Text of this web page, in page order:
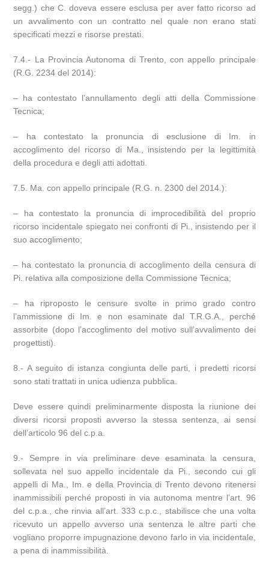
segg.) che C. doveva essere esclusa per aver fatto ricorso ad
un avvalimento con un contratto nel quale non erano stati
specificati mezzi e risorse prestati.
7.4.- La Provincia Autonoma di Trento, con appello principale
(R.G. 2234 del 2014):
– ha contestato l’annullamento degli atti della Commissione
Tecnica;
– ha contestato la pronuncia di esclusione di Im. in
accoglimento del ricorso di Ma., insistendo per la legittimità
della procedura e degli atti adottati.
7.5. Ma. con appello principale (R.G. n. 2300 del 2014.):
– ha contestato la pronuncia di improcedibilità del proprio
ricorso incidentale spiegato nei confronti di Pi., insistendo per il
suo accoglimento;
– ha contestato la pronuncia di accoglimento della censura di
Pi. relativa alla composizione della Commissione Tecnica;
– ha riproposto le censure svolte in primo grado contro
l’ammissione di Im. e non esaminate dal T.R.G.A., perché
assorbite (dopo l’accoglimento del motivo sull’avvalimento dei
progettisti).
8.- A seguito di istanza congiunta delle parti, i predetti ricorsi
sono stati trattati in unica udienza pubblica.
Deve essere quindi preliminarmente disposta la riunione dei
diversi ricorsi proposti avverso la stessa sentenza, ai sensi
dell’articolo 96 del c.p.a.
9.- Sempre in via preliminare deve esaminata la censura,
sollevata nel suo appello incidentale da Pi., secondo cui gli
appelli di Ma., Im. e della Provincia di Trento devono ritenersi
inammissibili perché proposti in via autonoma mentre l’art. 96
del c.p.a., che rinvia all’art. 333 c.p.c., stabilisce che una volta
ricevuto un appello avverso una sentenza le altre parti che
vogliano proporre impugnazione devono farlo in via incidentale,
a pena di inammissibilità.